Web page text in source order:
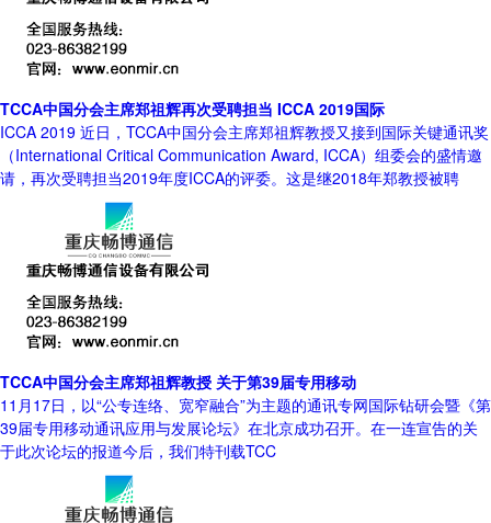
TCCA中国分会主席郑祖辉再次受聘担当 ICCA 2019国际
ICCA 2019 近日，TCCA中国分会主席郑祖辉教授又接到国际关键通讯奖
（International Critical Communication Award, ICCA）组委会的盛情邀
请，再次受聘担当2019年度ICCA的评委。这是继2018年郑教授被聘
TCCA中国分会主席郑祖辉教授 关于第39届专用移动
11月17日，以“公专连络、宽窄融合”为主题的通讯专网国际钻研会暨《第
39届专用移动通讯应用与发展论坛》在北京成功召开。在一连宣告的关
于此次论坛的报道今后，我们特刊载TCC